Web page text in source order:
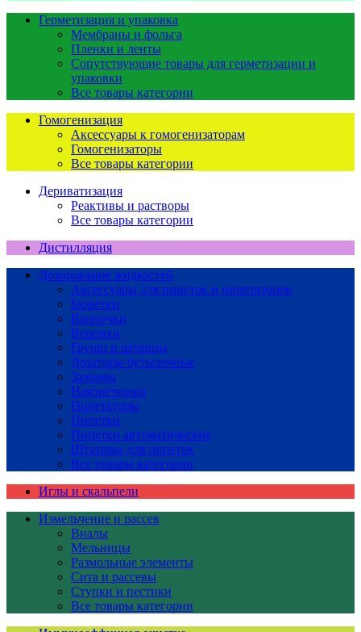
Герметизация и упаковка
Мембраны и фольга
Пленки и ленты
Сопутствующие товары для герметизации и
упаковки
Все товары категории
Гомогенизация
Аксессуары к гомогенизаторам
Гомогенизаторы
Все товары категории
Дериватизация
Реактивы и растворы
Все товары категории
Дистилляция
Дозирование жидкостей
Аксессуары для пипеток и пипетаторов
Бюретки
Ванночки
Воронки
Груши и шприцы
Дозаторы бутылочные
Зажимы
Наконечники
Пипетаторы
Пипетки
Пипетки автоматические
Штативы для пипеток
Все товары категории
Иглы и скальпели
Измельчение и рассев
Виалы
Мельницы
Размольные элементы
Сита и рассевы
Ступки и пестики
Все товары категории